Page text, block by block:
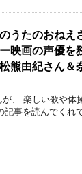
うたのおね
映画の声優を
熊由紀さん＆
、 楽しい歌や体
事を読んでくれ